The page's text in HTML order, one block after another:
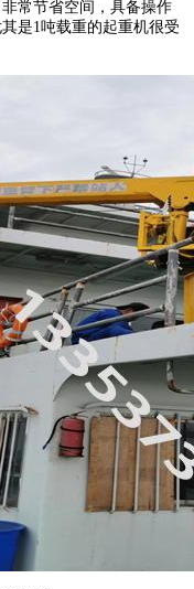
常节省空间，具备操作
是1吨载重的起重机很受